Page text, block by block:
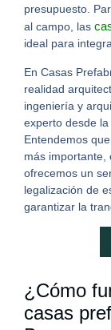
presupuesto.
al campo, las
ideal para
En Casas
realidad
ingeniería y
experto desde
Entendemos
más importante,
ofrecemos un
legalización de
garantizar la
¿Cómo
casas